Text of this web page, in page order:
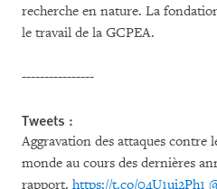
recherche en nature. La
le travail de la GCPEA.
----------------
Tweets :
Aggravation des attaques contre
monde au cours des dernières
rapport. https://t.co/04U1ui2Ph1